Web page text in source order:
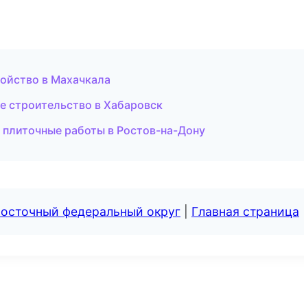
в Махачкала
строительство в Хабаровск
работы в Ростов-на-Дону
федеральный округ Главная страница